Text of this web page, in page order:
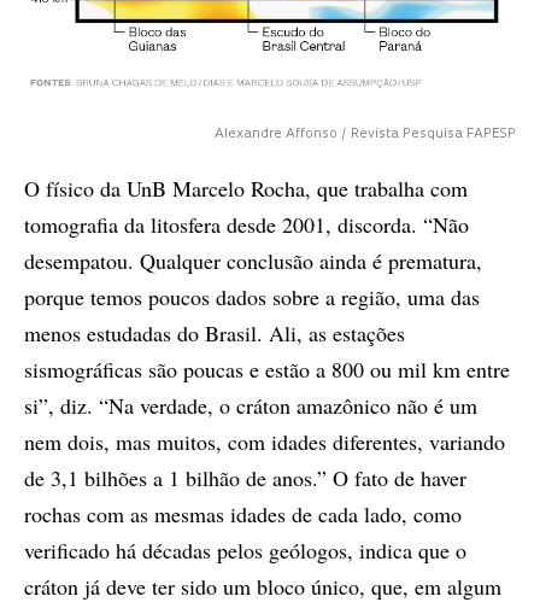
Alexandre Affonso / Revista Pesquisa FAPESP
O físico da UnB Marcelo Rocha, que trabalha com
tomografia da litosfera desde 2001, discorda. “Não
desempatou. Qualquer conclusão ainda é prematura,
porque temos poucos dados sobre a região, uma das
menos estudadas do Brasil. Ali, as estações
sismográficas são poucas e estão a 800 ou mil km entre
si”, diz. “Na verdade, o cráton amazônico não é um
nem dois, mas muitos, com idades diferentes, variando
de 3,1 bilhões a 1 bilhão de anos.” O fato de haver
rochas com as mesmas idades de cada lado, como
verificado há décadas pelos geólogos, indica que o
cráton já deve ter sido um bloco único, que, em algum